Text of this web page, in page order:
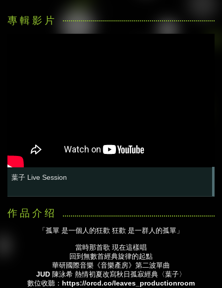
葉子 Live Session
「孤單 是一個人的狂歡 狂歡 是一群人的孤單」
當時那首歌 現在這樣唱
回到無數首經典旋律的起點
華研國際音樂《音樂產房》第二波單曲
JUD 陳泳希 熱情初夏改寫秋日孤寂經典〈葉子〉
數位收聽： https://orcd.co/leaves_productionroom